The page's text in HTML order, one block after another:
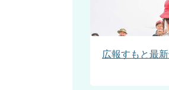
広報すもと最